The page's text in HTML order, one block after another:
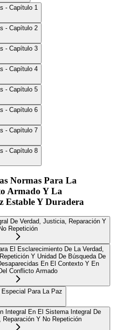
- Capítulo 1
- Capítulo 2
- Capítulo 3
- Capítulo 4
- Capítulo 5
- Capítulo 6
- Capítulo 7
- Capítulo 8
Normas Para La
Armado Y La
Estable Y Duradera
De Verdad, Justicia, Reparación Y
No Repetición
El Esclarecimiento De La Verdad,
Y Unidad De Búsqueda De
En El Contexto Y En
Conflicto Armado
Para La Paz
Integral En El Sistema Integral De
Reparación Y No Repetición